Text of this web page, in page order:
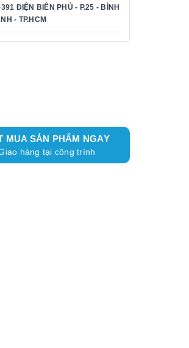
ĐIỆN BIÊN PHỦ - P.25 - BÌNH
- TP.HCM
MUA SẢN PHẨM NGAY
hàng tại công trình